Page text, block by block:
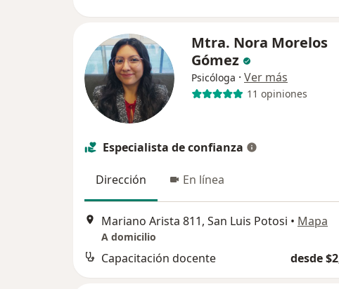
Mtra. Nora Morelos
Gómez
Psicóloga · Ver más
11 opiniones
Especialista de confianza
Dirección En línea
Mariano Arista 811, San Luis Potosi • Mapa
A domicilio
Capacitación docente desde